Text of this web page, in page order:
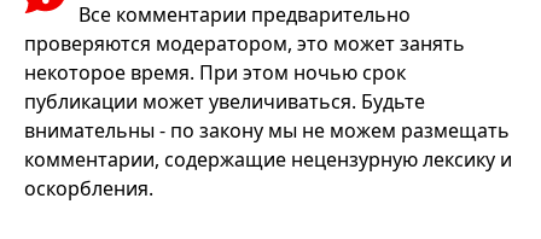
Все комментарии предварительно
проверяются модератором, это может занять
некоторое время. При этом ночью срок
публикации может увеличиваться. Будьте
внимательны - по закону мы не можем размещать
комментарии, содержащие нецензурную лексику и
оскорбления.